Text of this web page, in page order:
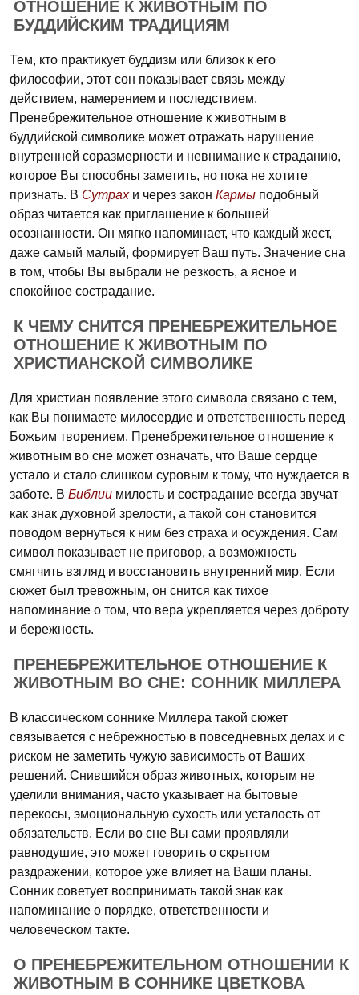
ОТНОШЕНИЕ К ЖИВОТНЫМ ПО
БУДДИЙСКИМ ТРАДИЦИЯМ
Тем, кто практикует буддизм или близок к его
философии, этот сон показывает связь между
действием, намерением и последствием.
Пренебрежительное отношение к животным в
буддийской символике может отражать нарушение
внутренней соразмерности и невнимание к страданию,
которое Вы способны заметить, но пока не хотите
признать. В Сутрахи через закон Кармы подобный
образ читается как приглашение к большей
осознанности. Он мягко напоминает, что каждый жест,
даже самый малый, формирует Ваш путь. Значение сна
в том, чтобы Вы выбрали не резкость, а ясное и
спокойное сострадание.
К ЧЕМУ СНИТСЯ ПРЕНЕБРЕЖИТЕЛЬНОЕ
ОТНОШЕНИЕ К ЖИВОТНЫМ ПО
ХРИСТИАНСКОЙ СИМВОЛИКЕ
Для христиан появление этого символа связано с тем,
как Вы понимаете милосердие и ответственность перед
Божьим творением. Пренебрежительное отношение к
животным во сне может означать, что Ваше сердце
устало и стало слишком суровым к тому, что нуждается в
заботе. В Библии милость и сострадание всегда звучат
как знак духовной зрелости, а такой сон становится
поводом вернуться к ним без страха и осуждения. Сам
символ показывает не приговор, а возможность
смягчить взгляд и восстановить внутренний мир. Если
сюжет был тревожным, он снится как тихое
напоминание о том, что вера укрепляется через доброту
и бережность.
ПРЕНЕБРЕЖИТЕЛЬНОЕ ОТНОШЕНИЕ К
ЖИВОТНЫМ ВО СНЕ: СОННИК МИЛЛЕРА
В классическом соннике Миллера такой сюжет
связывается с небрежностью в повседневных делах и с
риском не заметить чужую зависимость от Ваших
решений. Снившийся образ животных, которым не
уделили внимания, часто указывает на бытовые
перекосы, эмоциональную сухость или усталость от
обязательств. Если во сне Вы сами проявляли
равнодушие, это может говорить о скрытом
раздражении, которое уже влияет на Ваши планы.
Сонник советует воспринимать такой знак как
напоминание о порядке, ответственности и
человеческом такте.
О ПРЕНЕБРЕЖИТЕЛЬНОМ ОТНОШЕНИИ К
ЖИВОТНЫМ В СОННИКЕ ЦВЕТКОВА